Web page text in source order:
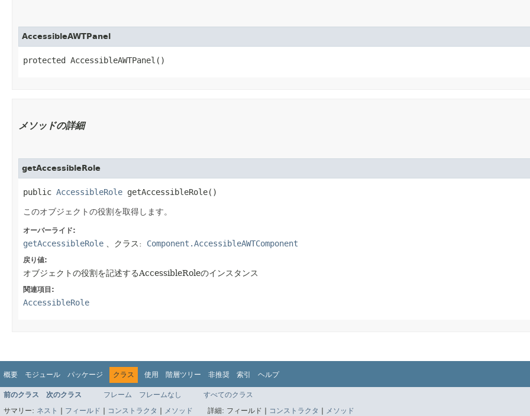
AccessibleAWTPanel
protected AccessibleAWTPanel()
メソッドの詳細
getAccessibleRole
public AccessibleRole getAccessibleRole()
このオブジェクトの役割を取得します。
オーバーライド:
getAccessibleRole 、クラス: Component.AccessibleAWTComponent
戻り値:
オブジェクトの役割を記述するAccessibleRoleのインスタンス
関連項目:
AccessibleRole
概要 モジュール パッケージ クラス 使用 階層ツリー 非推奨 索引 ヘルプ
前のクラス 次のクラス フレーム フレームなし
すべてのクラス
サマリー: ネスト | フィールド | コンストラクタ | メソッド 詳細: フィールド | コンストラクタ | メソッド